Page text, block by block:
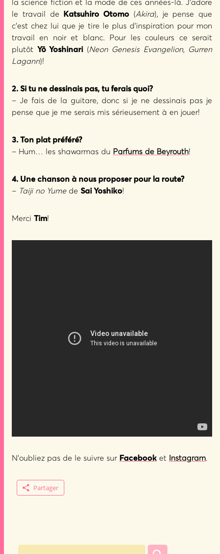
la science fiction et la mode de ces années-là. J’adore
le travail de
Katsuhiro Otomo (Akira), je pense que
c’est chez lui que je tire le plus d’inspiration pour mon
travail en noir et blanc. Pour les couleurs ce serait
plutôt Yō Yoshinari (Neon Genesis Evangelion,
Gurren
Lagann)!
2. Si tu ne dessinais pas, tu ferais quoi?
– Je fais de la guitare, donc si je ne dessinais pas je
pense que je me serais mis sérieusement à en jouer!
3. Ton plat préféré?
– Hum… les shawarmas du Parfums de Beyrouth!
4. Une chanson à nous proposer pour la route?
– Taiji no Yume de Sai Yoshiko!
Merci Tim!
N’oubliez pas de le suivre sur Facebook et Instagram.
Partager